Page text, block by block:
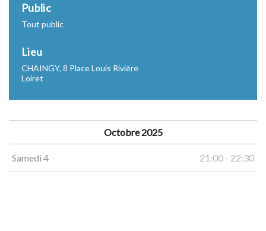
Public
Tout public
Lieu
CHAINGY, 8 Place Louis Rivière
Loiret
Octobre 2025
Samedi 4 21:00 - 22:30